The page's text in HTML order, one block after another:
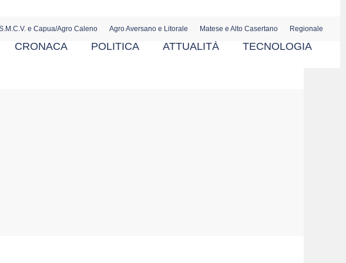
e Capua/Agro Caleno Agro Aversano e Litorale Matese e Alto Casertano Regionale
CRONACA POLITICA ATTUALITÀ TECNOLOGIA